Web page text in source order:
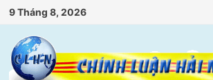
Skip
to
content
9 Tháng 8, 2026